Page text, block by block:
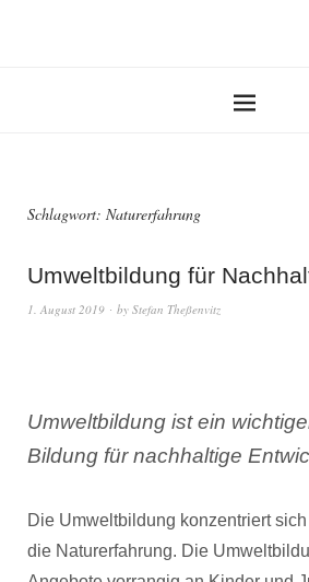
Schlagwort: Naturerfahrung
Umweltbildung für
1. August 2019 by Stefan Theßenvitz
Umweltbildung ist ein
Bildung für nachhaltige
Die Umweltbildung konzentriert
die Naturerfahrung. Die